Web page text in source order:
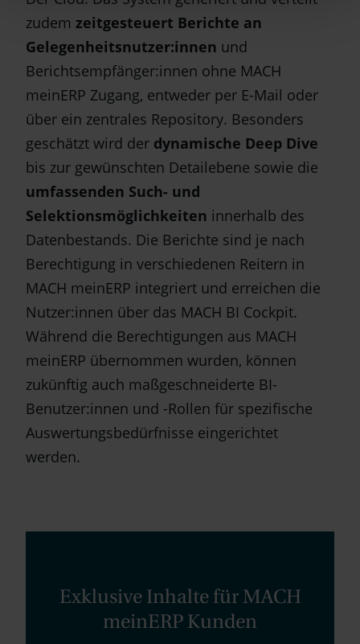
zudemzeitgesteuert Berichte an
Gelegenheitsnutzer:innen und
Berichtsempfänger:innen ohne MACH
meinERP Zugang, entweder per E-Mail oder
über ein zentrales Repository. Besonders
geschätzt wird der dynamische Deep Dive
bis zur gewünschten Detailebene sowie die
umfassenden Such- und
Selektionsmöglichkeiten innerhalb des
Datenbestands. Die Berichte sind je nach
Berechtigung in verschiedenen Reitern in
MACH meinERP integriert und erreichen die
Nutzer:innen über das MACH BI Cockpit.
Während die Berechtigungen aus MACH
meinERP übernommen wurden, können
zukünftig auch maßgeschneiderte BI-
Benutzer:innen und -Rollen für spezifische
Auswertungsbedürfnisse eingerichtet
werden.
Exklusive Inhalte für MACH
meinERP Kunden